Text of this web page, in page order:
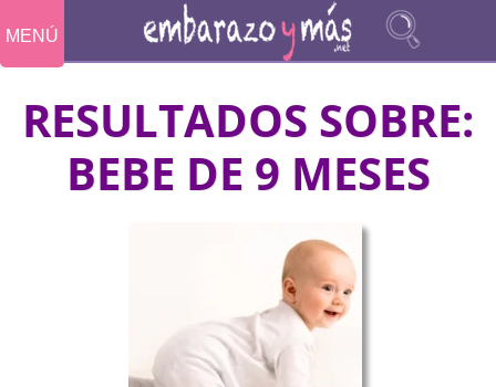
MENÚ
RESULTADOS SOBRE:
BEBE DE 9 MESES